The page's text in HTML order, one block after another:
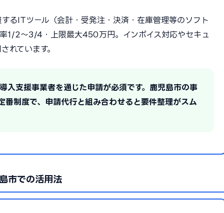
るITツール（会計・受発注・決済・在庫管理等のソフト
1/2〜3/4・上限最大450万円。インボイス対応やセキュ
れています。
入支援事業者を通じた申請が必須です。鹿児島市の事
番制度で、申請代行と組み合わせると要件整理がスム
市での活用法